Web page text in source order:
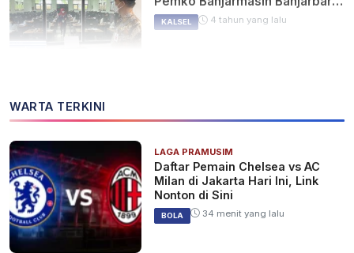
dan Pemkab Banjar
KALSEL 4 tahun yang lalu
CPNS 2021 Pada Senin 15
Pengumuman Hasil SKD CPNS
WARTA TERKINI
LAGA PRAMUSIM
Daftar Pemain Chelsea vs AC
Milan di Jakarta Hari Ini, Link
Nonton di Sini
BOLA 34 menit yang lalu